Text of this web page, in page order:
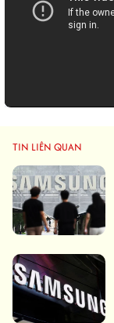
TIN LIÊN QUAN